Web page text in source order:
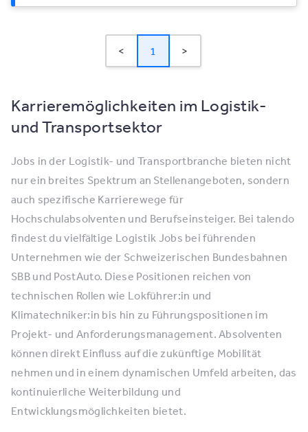
< 1 >
Karrieremöglichkeiten im Logistik-
und Transportsektor
Jobs in der Logistik- und Transportbranche bieten nicht
nur ein breites Spektrum an Stellenangeboten, sondern
auch spezifische Karrierewege für
Hochschulabsolventen und Berufseinsteiger. Bei talendo
findest du vielfältige Logistik Jobs bei führenden
Unternehmen wie der Schweizerischen Bundesbahnen
SBB und PostAuto. Diese Positionen reichen von
technischen Rollen wie Lokführer:in und
Klimatechniker:in bis hin zu Führungspositionen im
Projekt- und Anforderungsmanagement. Absolventen
können direkt Einfluss auf die zukünftige Mobilität
nehmen und in einem dynamischen Umfeld arbeiten, das
kontinuierliche Weiterbildung und
Entwicklungsmöglichkeiten bietet.